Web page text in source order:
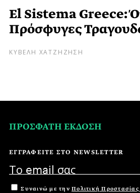
El Sistema Greece:
Πρόσφυγες
ΚΥΒΕΛΗ ΧΑΤΖΗΖΗΣΗ
ΠΡΟΣΦΑΤΗ ΕΚΔΟΣΗ
ΕΓΓΡΑΦΕΙΤΕ ΣΤΟ NEWSLETTER
Συναινώ με την Πολιτική